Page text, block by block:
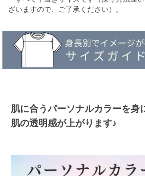
ざいますので、ご了承ください）。
肌に合うパーソナルカラーを身
肌の透明感が上がります♪